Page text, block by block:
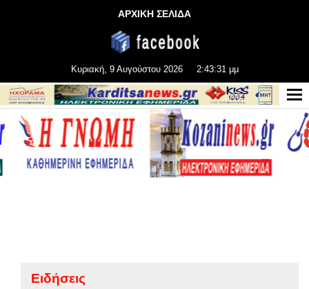
ΑΡΧΙΚΗ ΣΕΛΙΔΑ
Κυριακή, 9 Αυγούστου 2026 2:43:32 μμ
Ειδήσεις